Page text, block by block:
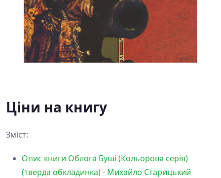
Ціни на книгу
Зміст:
Опис книги Облога Буші (Кольорова серія)
(тверда обкладинка) - Михайло Старицький